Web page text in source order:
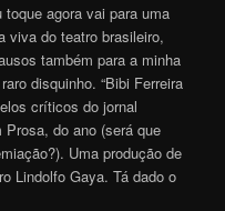
agora vai para uma
viva do teatro brasileiro,
também para a minha
disquinho. “Bibi Ferreira
críticos do jornal
do ano (será que
Uma produção de
Lindolfo Gaya. Tá dado o